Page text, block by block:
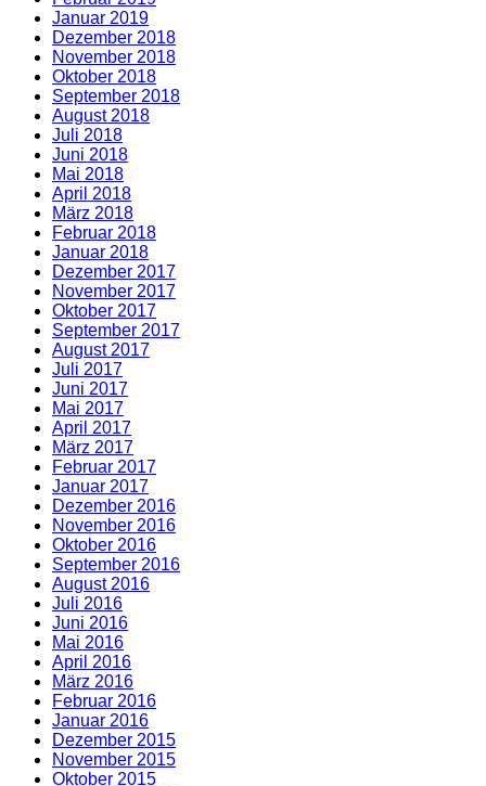
Januar 2019
Dezember 2018
November 2018
Oktober 2018
September 2018
August 2018
Juli 2018
Juni 2018
Mai 2018
April 2018
März 2018
Februar 2018
Januar 2018
Dezember 2017
November 2017
Oktober 2017
September 2017
August 2017
Juli 2017
Juni 2017
Mai 2017
April 2017
März 2017
Februar 2017
Januar 2017
Dezember 2016
November 2016
Oktober 2016
September 2016
August 2016
Juli 2016
Juni 2016
Mai 2016
April 2016
März 2016
Februar 2016
Januar 2016
Dezember 2015
November 2015
Oktober 2015